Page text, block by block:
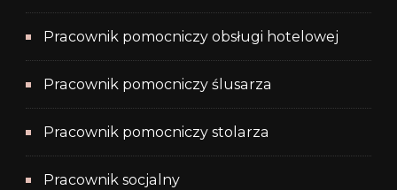
Pracownik pomocniczy obsługi hotelowej
Pracownik pomocniczy ślusarza
Pracownik pomocniczy stolarza
Pracownik socjalny